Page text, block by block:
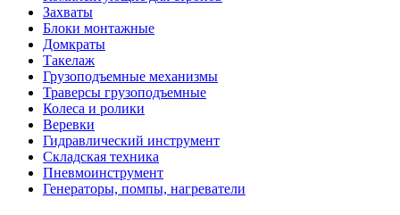
Захваты
Блоки монтажные
Домкраты
Такелаж
Грузоподъемные механизмы
Траверсы грузоподъемные
Колеса и ролики
Веревки
Гидравлический инструмент
Складская техника
Пневмоинструмент
Генераторы, помпы, нагреватели